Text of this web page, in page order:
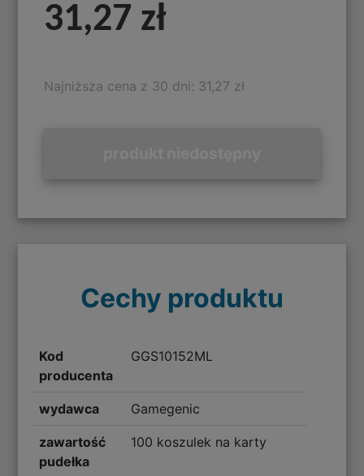
31,27 zł
Najniższa cena z 30 dni: 31,27 zł
Cechy produktu
Kod
producenta
GGS10152ML
wydawca Gamegenic
zawartość
pudełka
100 koszulek na karty